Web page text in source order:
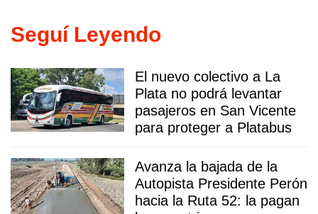
Seguí Leyendo
El nuevo colectivo a La
Plata no podrá levantar
pasajeros en San Vicente
para proteger a Platabus
Avanza la bajada de la
Autopista Presidente Perón
hacia la Ruta 52: la pagan